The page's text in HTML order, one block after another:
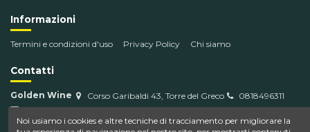
Informazioni
Termini e condizioni d'uso Privacy Policy Chi siamo
Contatti
Golden Wine Corso Garibaldi 43, Torre del Greco
0818496311
info@goldenwine.com
Noi usiamo i cookies e altre tecniche di tracciamento per migliorare la